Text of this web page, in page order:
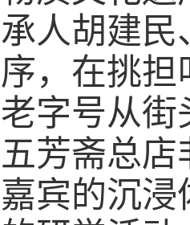
人胡建
，在挑
字号从
芳斋总
宾的沉